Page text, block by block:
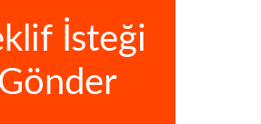
İsteği